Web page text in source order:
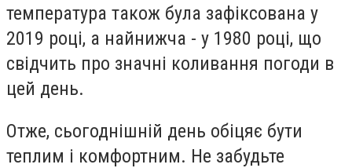
температура також була зафіксована у
2019 році, а найнижча - у 1980 році, що
свідчить про значні коливання погоди в
цей день.
Отже, сьогоднішній день обіцяє бути
теплим і комфортним. Не забудьте